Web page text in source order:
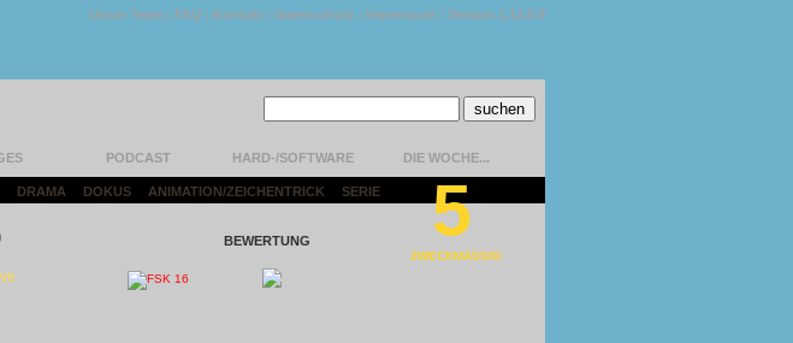
Unser Team | FAQ | Kontakt | Datenschutz | Impressum | Version 1.13.0.9
PODCAST HARD-/SOFTWARE DIE WOCHE...
DRAMA DOKUS ANIMATION/ZEICHENTRICK SERIE
BEWERTUNG 5
ZWECKMÄSSIG